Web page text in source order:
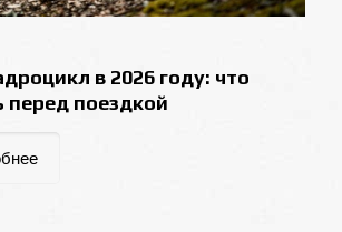
в 2026 году: что
перед поездкой